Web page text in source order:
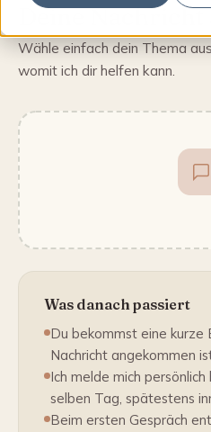
Deine
Wähle einfach dein Thema
womit ich dir helfen kann.
Was danach passiert
Du bekommst eine kurze
Nachricht angekommen
Ich melde mich
selben Tag, spätestens
Beim ersten Gespräch